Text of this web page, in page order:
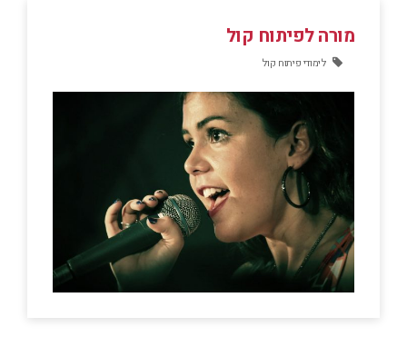
מורה לפיתוח קול
לימודי פיתוח קול